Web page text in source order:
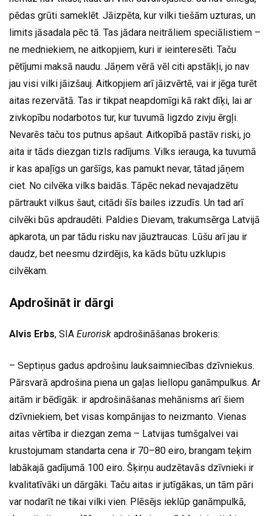
pēdas grūti sameklēt. Jāizpēta, kur vilki tiešām uzturas, un
limits jāsadala pēc tā. Tas jādara neitrāliem speciālistiem –
ne medniekiem, ne aitkopjiem, kuri ir ieinteresēti. Taču
pētījumi maksā naudu. Jāņem vērā vēl citi apstākļi, jo nav
jau visi vilki jāizšauj. Aitkopjiem arī jāizvērtē, vai ir jēga turēt
aitas rezervātā. Tas ir tikpat neapdomīgi kā rakt dīķi, lai ar
zivkopību nodarbotos tur, kur tuvumā ligzdo zivju ērgļi.
Nevarēs taču tos putnus apšaut. Aitkopībā pastāv riski, jo
aita ir tāds diezgan tizls radījums. Vilks ierauga, ka tuvumā
ir kas apaļīgs un garšīgs, kas pamukt nevar, tātad jāņem
ciet. No cilvēka vilks baidās. Tāpēc nekad nevajadzētu
pārtraukt vilkus šaut, citādi šīs bailes izzudīs. Un tad arī
cilvēki būs apdraudēti. Paldies Dievam, trakumsērga Latvijā
apkarota, un par tādu risku nav jāuztraucas. Lūšu arī jau ir
daudz, bet neesmu dzirdējis, ka kāds būtu uzklupis
cilvēkam.
Apdrošināt ir dārgi
Alvis Erbs, SIA Eurorisk apdrošināšanas brokeris:
– Septiņus gadus apdrošinu lauksaimniecības dzīvniekus.
Pārsvarā apdrošina piena un gaļas liellopu ganāmpulkus. Ar
aitām ir bēdīgāk: ir apdrošināšanas mehānisms arī šiem
dzīvniekiem, bet visas kompānijas to neizmanto. Vienas
aitas vērtība ir diezgan zema – Latvijas tumšgalvei vai
krustojumam standarta cena ir 70–80 eiro, brangam teķim
labākajā gadījumā 100 eiro. Šķirņu audzētavās dzīvnieki ir
kvalitatīvāki un dārgāki. Taču aitas ir jutīgākas, un tām pāri
var nodarīt ne tikai vilki vien. Plēsējs ieklūp ganāmpulkā,